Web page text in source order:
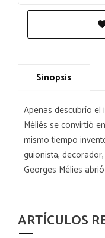
Sinopsis
Apenas descubrío
Méliés se convirtió
mismo tiempo
guionista,
Georges Mélies
ARTÍCULOS